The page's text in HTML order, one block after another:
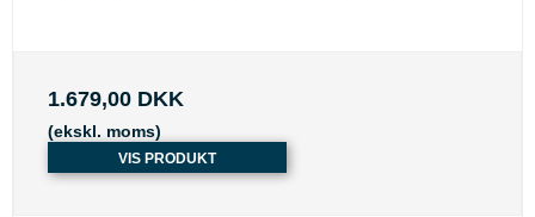
1.679,00 DKK
(ekskl. moms)
VIS PRODUKT